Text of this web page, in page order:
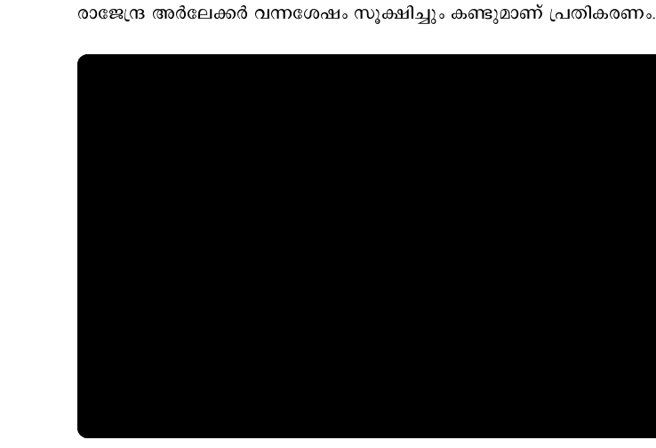
രാജേന്ദ്ര അര്‍ലേക്കര്‍ വന്നശേഷം സൂക്ഷിച്ചും കണ്ടുമാണ് പ്രതികരണം.